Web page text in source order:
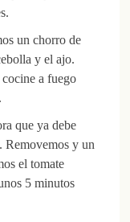
un chorro de
y el ajo.
a fuego
que ya debe
Removemos y un
el tomate
5 minutos